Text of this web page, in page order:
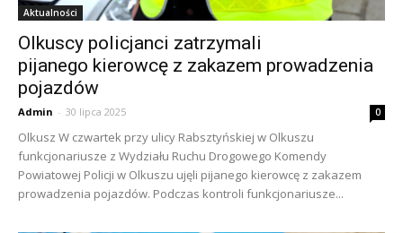
Aktualności
Olkuscy policjanci zatrzymali
pijanego kierowcę z zakazem prowadzenia
pojazdów
Admin - 30 lipca 2025 0
Olkusz W czwartek przy ulicy Rabsztyńskiej w Olkuszu
funkcjonariusze z Wydziału Ruchu Drogowego Komendy
Powiatowej Policji w Olkuszu ujęli pijanego kierowcę z zakazem
prowadzenia pojazdów. Podczas kontroli funkcjonariusze...